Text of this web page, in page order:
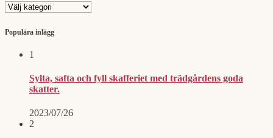
Sök
inlägg
Populära inlägg
1
Sylta, safta och fyll skafferiet med trädgårdens goda
skatter.
2023/07/26
2